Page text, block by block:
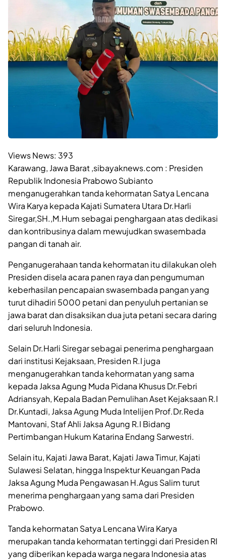
Views News: 393
Karawang, Jawa Barat ,sibayaknews.com : Presiden
Republik Indonesia Prabowo Subianto
menganugerahkan tanda kehormatan Satya Lencana
Wira Karya kepada Kajati Sumatera Utara Dr.Harli
Siregar,SH.,M.Hum sebagai penghargaan atas dedikasi
dan kontribusinya dalam mewujudkan swasembada
pangan di tanah air.
Penganugerahaan tanda kehormatan itu dilakukan oleh
Presiden disela acara panen raya dan pengumuman
keberhasilan pencapaian swasembada pangan yang
turut dihadiri 5000 petani dan penyuluh pertanian se
jawa barat dan disaksikan dua juta petani secara daring
dari seluruh Indonesia.
Selain Dr.Harli Siregar sebagai penerima penghargaan
dari institusi Kejaksaan, Presiden R.I juga
menganugerahkan tanda kehormatan yang sama
kepada Jaksa Agung Muda Pidana Khusus Dr.Febri
Adriansyah, Kepala Badan Pemulihan Aset Kejaksaan R.I
Dr.Kuntadi, Jaksa Agung Muda Intelijen Prof.Dr.Reda
Mantovani, Staf Ahli Jaksa Agung R.I Bidang
Pertimbangan Hukum Katarina Endang Sarwestri.
Selain itu, Kajati Jawa Barat, Kajati Jawa Timur, Kajati
Sulawesi Selatan, hingga Inspektur Keuangan Pada
Jaksa Agung Muda Pengawasan H.Agus Salim turut
menerima penghargaan yang sama dari Presiden
Prabowo.
Tanda kehormatan Satya Lencana Wira Karya
merupakan tanda kehormatan tertinggi dari Presiden RI
yang diberikan kepada warga negara Indonesia atas